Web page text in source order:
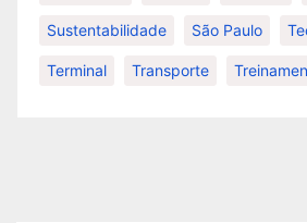
Sustentabilidade São Paulo
Terminal Transporte